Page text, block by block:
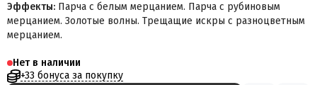
Эффекты: Парча с белым мерцанием. Парча с рубиновым
мерцанием. Золотые волны. Трещащие искры с разноцветным
мерцанием.
Нет в наличии
+33 бонуса за покупку